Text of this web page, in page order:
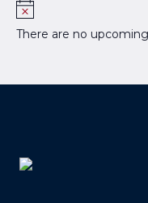
There are no